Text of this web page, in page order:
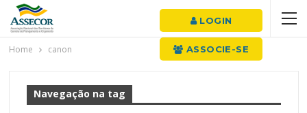
LOGIN
ASSOCIE-SE
Home canon
Navegação na tag